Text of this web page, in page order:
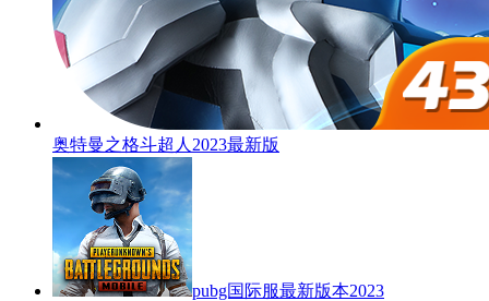
奥特曼之格斗超人2023最新版
pubg国际服最新版本2023